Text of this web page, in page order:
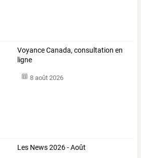
Voyance Canada, consultation en
ligne
8 août 2026
Les News 2026 - Août